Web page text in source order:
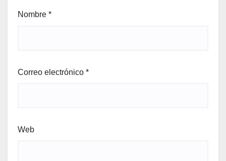
Nombre *
Correo electrónico *
Web